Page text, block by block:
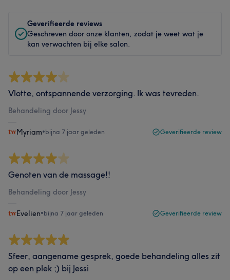
Geverifieerde reviews
Geschreven door onze klanten, zodat je weet wat je
kan verwachten bij elke salon.
Vlotte, ontspannende verzorging. Ik was tevreden.
Behandeling door Jessy
Myriam•bijna 7 jaar geleden Geverifieerde review
Genoten van de massage!!
Behandeling door Jessy
Evelien•bijna 7 jaar geleden Geverifieerde review
Sfeer, aangename gesprek, goede behandeling alles zit
op een plek ;) bij Jessi